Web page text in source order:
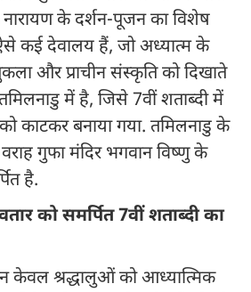
के दर्शन-पूजन का विशेष
कई देवालय हैं, जो अध्यात्म के
और प्राचीन संस्कृति को दिखाते
में है, जिसे 7वीं शताब्दी में
काटकर बनाया गया. तमिलनाडु के
गुफा मंदिर भगवान विष्णु के
है.
को समर्पित 7वीं शताब्दी का
केवल श्रद्धालुओं को आध्यात्मिक